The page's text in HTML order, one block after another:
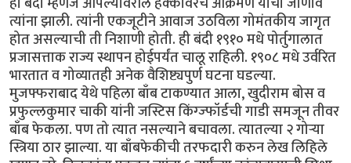
त्यांना झाली. त्यांनी एकजूटीने आवाज उठविला गोमंतकीय जागृत
होत असल्याची ती निशाणी होती. ही बंदी १९१० मधे पोर्तुगालात
प्रजासत्ताक राज्य स्थापन होईपर्यंत चालू राहिली. १९०८ मधे उर्वरित
भारतात व गोव्यातही अनेक वैशिष्ट्यपुर्ण घटना घडल्या.
मुजफ्फराबाद येथे पहिला बाँब टाकण्यात आला, खुदीराम बोस व
प्रफुल्लकुमार चाकी यांनी जस्टिस किंग्ज्फॉर्डची गाडी समजून तीवर
बाँब फेकला. पण तो त्यात नसल्याने बचावला. त्यातल्या २ गोर्‍या
स्त्रिया ठार झाल्या. या बाँबफेकीची तरफदारी करुन लेख लिहिले